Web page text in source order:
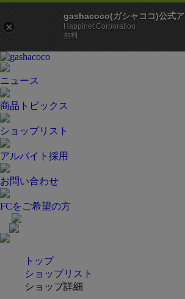
gashacoco(ガシャココ)公式ア
Happinet Corporation
無料
ニュース
商品トピックス
ショップリスト
アルバイト採用
お問い合わせ
FCをご希望の方
トップ
ショップリスト
ショップ詳細